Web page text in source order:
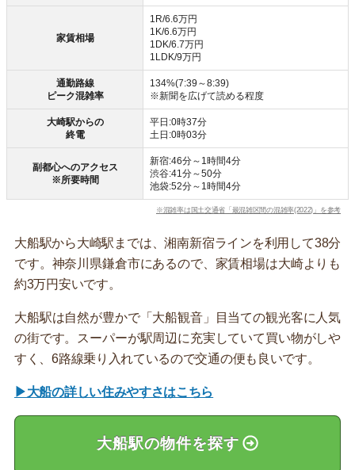
家賃相場
1R/6.6万円
1K/6.6万円
1DK/6.7万円
1LDK/9万円
通勤路線
ピーク混雑率
134%(7:39～8:39)
※新聞を広げて読める程度
大崎駅からの
終電
平日:0時37分
土日:0時03分
副都心へのアクセス
※所要時間
新宿:46分～1時間4分
渋谷:41分～50分
池袋:52分～1時間4分
※混雑率は国土交通省「最混雑区間の混雑率(2022)」を参考
大船駅から大崎駅までは、湘南新宿ラインを利用して38分
です。神奈川県鎌倉市にあるので、家賃相場は大崎よりも
約3万円安いです。
大船駅は自然が豊かで「大船観音」目当ての観光客に人気
の街です。スーパーが駅周辺に充実していて買い物がしや
すく、6路線乗り入れているので交通の便も良いです。
▶大船の詳しい住みやすさはこちら
大船駅の物件を探す